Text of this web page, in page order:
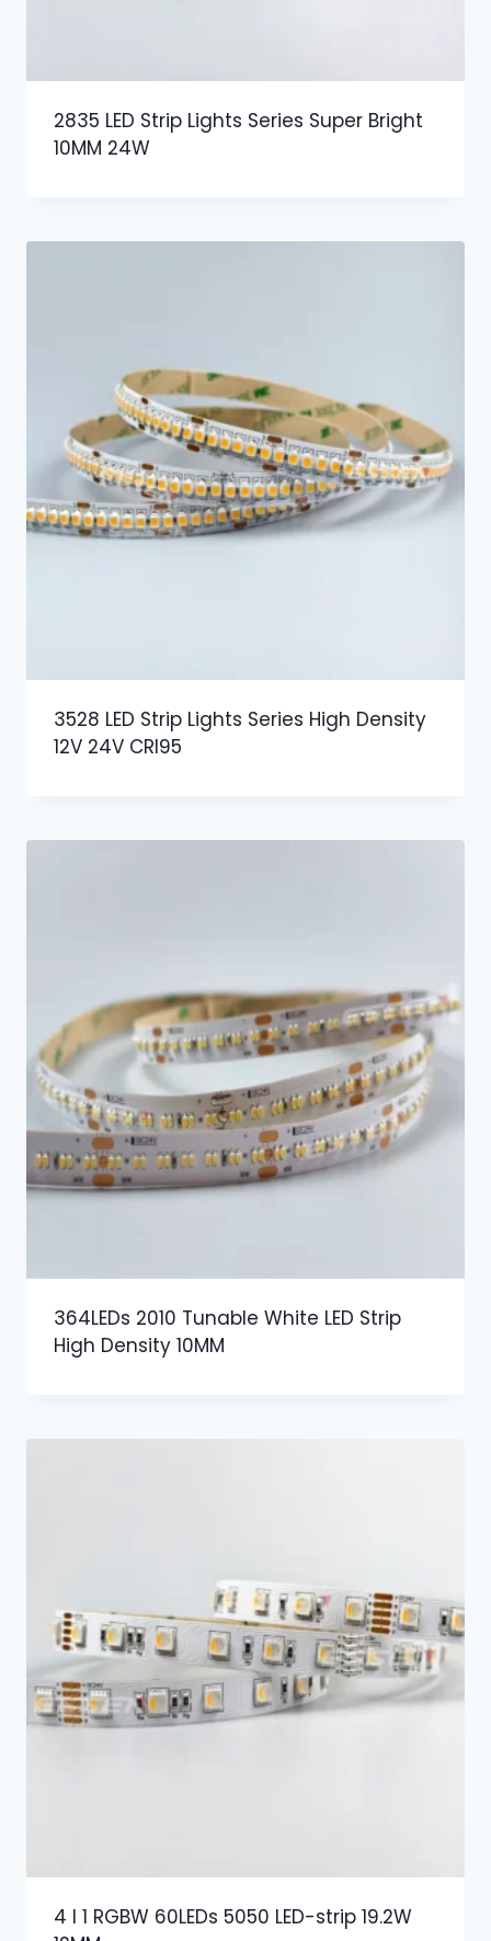
2835 LED Strip Lights Series Super Bright
10MM 24W
3528 LED Strip Lights Series High Density
12V 24V CRI95
364LEDs 2010 Tunable White LED Strip
High Density 10MM
4 I 1 RGBW 60LEDs 5050 LED-strip 19.2W